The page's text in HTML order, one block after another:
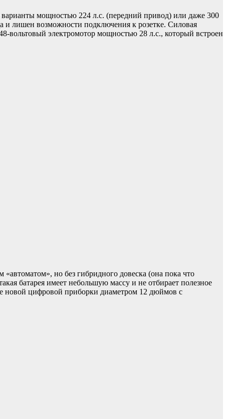
варианты мощностью 224 л.с. (передний привод) или даже 300
лишен возможности подключения к розетке. Силовая
вольтовый электромотор мощностью 28 л.с., который встроен
но без гибридного довеска (она пока что
батарея имеет небольшую массу и не отбирает полезное
новой цифровой приборки диаметром 12 дюймов с